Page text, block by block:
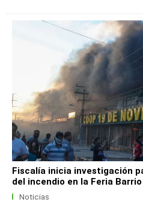
Fiscalía inicia investigación
del incendio en la Feria
Noticias